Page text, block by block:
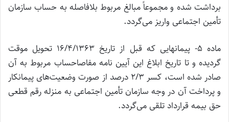
برداشت شده و مجموعاً مبالغ مربوط بلافاصله به حساب سازمان
تأمین اجتماعی واریز می‌گردد.
ماده 5- پیمانها‌یی که قبل از تاریخ 16/4/1363 تحویل موقت
گردیده و تا تاریخ ابلاغ این آیین نامه مفاصاحساب مربوط به آن
صادر شده است، کسر 2/3 درصد از صورت وضعیت‌های پیمانکار
و پرداخت آن در وجه سازمان تأمین اجتماعی به منزله رقم قطعی
حق بیمه قرارداد تلقی می‌گردد.